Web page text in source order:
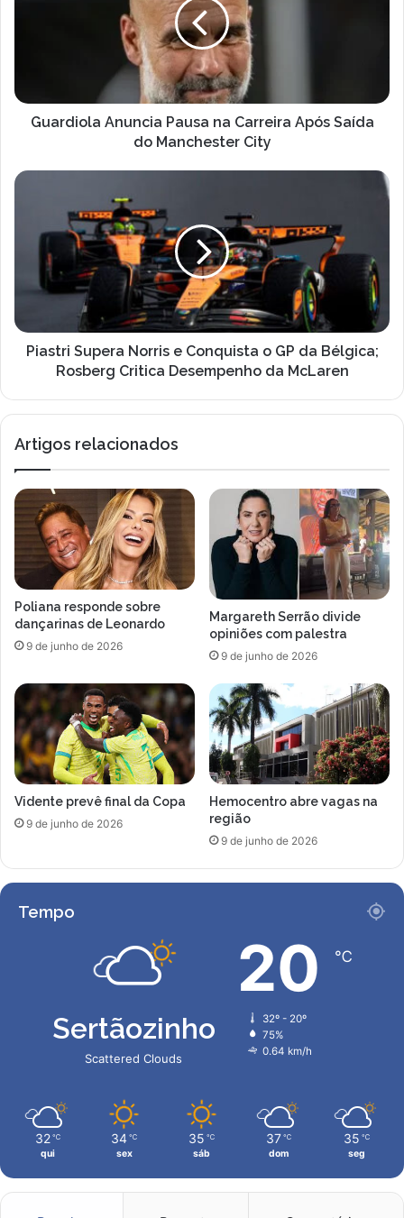
Manchester
CityGuardiola Anuncia Pausa na Carreira Após Saída
do Manchester City
Piastri
Conquista
Bélgica;
Rosberg
da
Piastri Supera Norris e Conquista o GP da Bélgica;
Rosberg Critica Desempenho da McLaren
Artigos relacionados
Poliana responde sobre
dançarinas de Leonardo
9 de junho de 2026
Margareth Serrão divide
opiniões com palestra
9 de junho de 2026
Vidente prevê final da Copa
9 de junho de 2026
Hemocentro abre vagas na
região
9 de junho de 2026
Tempo
Sertãozinho
Scattered Clouds
20 ℃
32º - 20º
75%
0.64 km/h
32 ℃
qui
34 ℃
sex
35 ℃
sáb
37 ℃
dom
35 ℃
seg